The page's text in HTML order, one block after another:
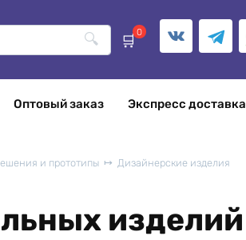
0
Оптовый заказ Экспресс доставка
и прототипы Дизайнерские изделия
изделий